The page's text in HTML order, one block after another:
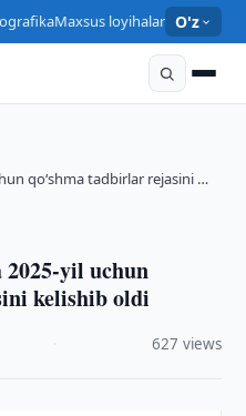
Maxsus loyihalar O'z
qo‘shma tadbirlar rejasini …
yil uchun
kelishib oldi
627 views